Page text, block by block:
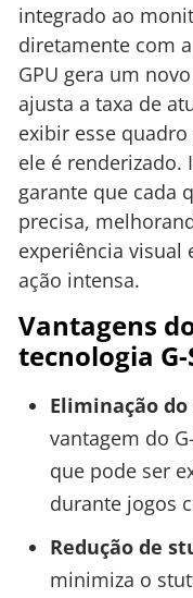
integrado ao
diretamente com
GPU gera um
ajusta a taxa de
exibir esse
ele é renderizado.
garante que cada
precisa,
experiência visual
ação intensa.
Vantagens
tecnologia G-
Eliminação
vantagem do
que pode ser
durante jogos
Redução de
minimiza o